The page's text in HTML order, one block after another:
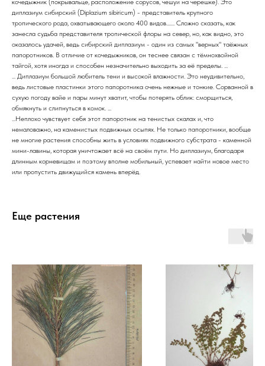
кочедыжник (покрывальце, расположение сорусов, чешуи на черешке). Это
диплазиум сибирский (Diplazium sibiricum) - представитель крупного
тропического рода, охватывающего около 400 видов....... Сложно сказать, как
занесла судьба представителя тропической флоры на север, но, как видно, это
оказалось удачей, ведь сибирский диплазиум - один из самых "верных" таёжных
папоротников. В отличие от кочедыжников, он теснее связан с тёмнохвойной
тайгой, хотя иногда и способен незначительно выходить за её пределы. ...
... Диплазиум большой любитель тени и высокой влажности. Это неудивительно,
ведь листовые пластинки этого папоротника очень нежные и тонкие. Сорванной в
сухую погоду вайе и пары минут хватит, чтобы потерять облик: сморщиться,
обмякнуть и слипнуться в комок. ...
...Неплохо чувствует себя этот папоротник на тенистых скалах и, что
немаловажно, на каменистых подвижных осыпях. Не только папоротники, вообще
не многие растения способны жить в условиях подвижного субстрата - каменной
мини-лавины, которая уничтожает всё на своём пути. Но диплазиум, благодаря
длинным корневищам и поэтому вполне мобильный, успевает найти новое место
или пропустить движущийся камень вперёд.
Еще растения